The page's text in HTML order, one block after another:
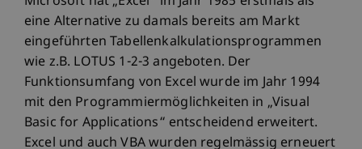
eine Alternative zu damals bereits am Markt
eingeführten Tabellenkalkulationsprogrammen
wie z.B. LOTUS 1-2-3 angeboten. Der
Funktionsumfang von Excel wurde im Jahr 1994
mit den Programmiermöglichkeiten in „Visual
Basic for Applications“ entscheidend erweitert.
Excel und auch VBA wurden regelmässig erneuert